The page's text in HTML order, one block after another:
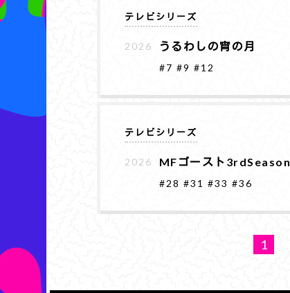
テレビシリーズ
2026 うるわしの宵の月
#7 #9 #12
テレビシリーズ
2026 MFゴースト3rdSeason
#28 #31 #33 #36
1